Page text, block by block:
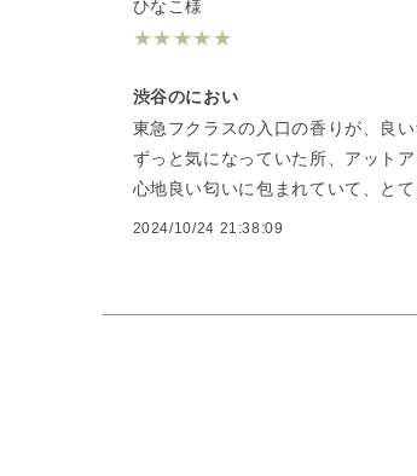
ひなこ様
★★★★★
渋谷のにおい
東急フクラスの入口の香りが、良
ずっと気になっていた所、アット
心地良い匂いに包まれていて、とて
2024/10/24 21:38:09